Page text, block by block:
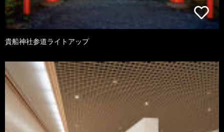
貴船神社参道ライトアップ